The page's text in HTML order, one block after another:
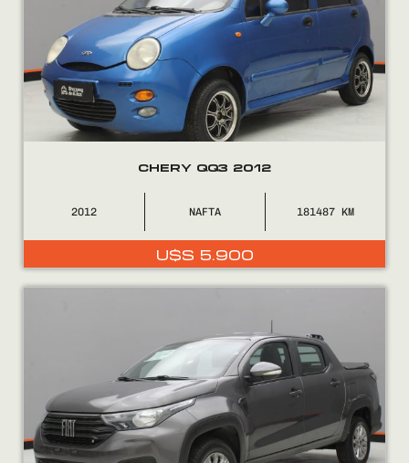
Encontranos en
CHERY QQ3 2012
2012 NAFTA 181487
U$S 5.900